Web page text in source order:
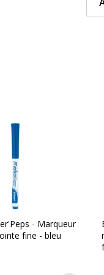
- Marqueur
fine - bleu